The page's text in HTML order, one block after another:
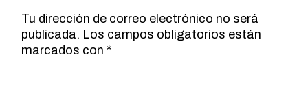
Tu dirección de correo electrónico no será
publicada. Los campos obligatorios están
marcados con *